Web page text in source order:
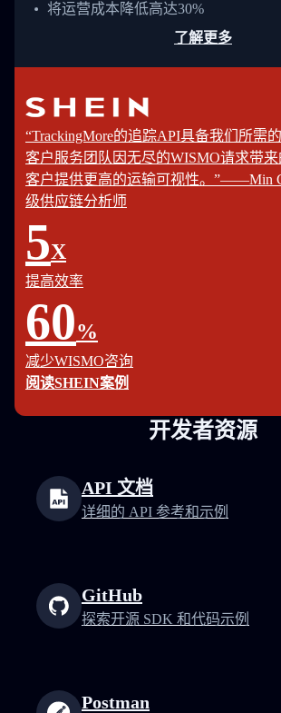
将运营成本降低高达30%
了解更多
“TrackingMore的追踪API具备我们所需
客户服务团队因无尽的WISMO请求带
客户提供更高的运输可视性。”——Min
级供应链分析师
5X
提高效率
60%
减少WISMO咨询
阅读SHEIN案例
开发者资源
API 文档
详细的 API 参考和示例
GitHub
探索开源 SDK 和代码示例
Postman